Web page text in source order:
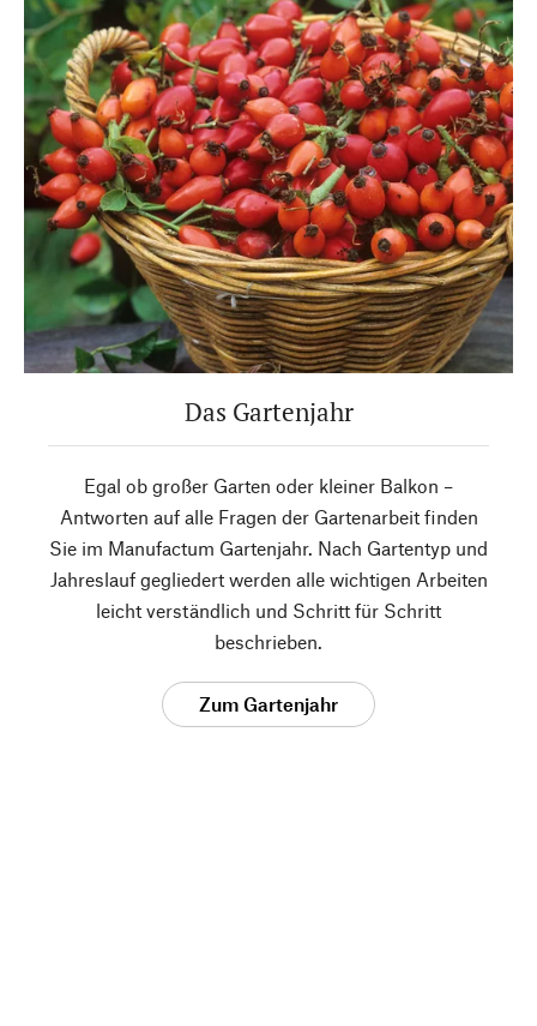
Das Gartenjahr
Egal ob großer Garten oder kleiner Balkon –
Antworten auf alle Fragen der Gartenarbeit finden
Sie im Manufactum Gartenjahr. Nach Gartentyp und
Jahreslauf gegliedert werden alle wichtigen Arbeiten
leicht verständlich und Schritt für Schritt
beschrieben.
Zum Gartenjahr